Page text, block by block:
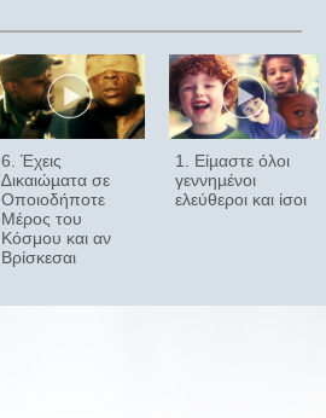
6. Έχεις
∆ικαιώµατα σε
Οποιοδήποτε
Μέρος του
Κόσμου και αν
Βρίσκεσαι
1. Είµαστε όλοι
γεννηµένοι
ελεύθεροι και ίσοι